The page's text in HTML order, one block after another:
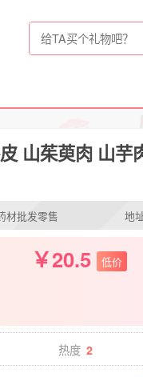
山茱萸肉 山芋
材批发零售 地
20.5 低价
热度 2